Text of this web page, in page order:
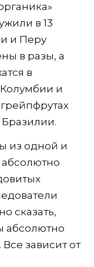
в 13
и Перу
в разы, а
в
и
из одной и
сказать,
абсолютно
зависит от